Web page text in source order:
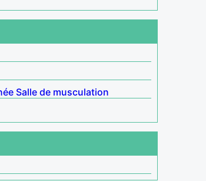
Salle de musculation